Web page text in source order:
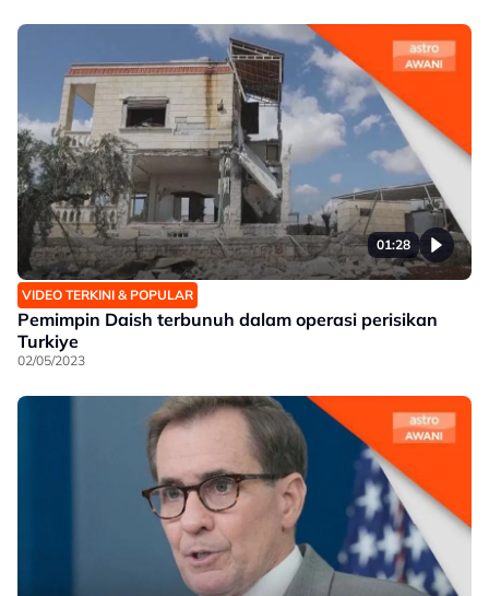
01:28
VIDEO TERKINI & POPULAR
Pemimpin Daish terbunuh dalam operasi perisikan
Turkiye
02/05/2023